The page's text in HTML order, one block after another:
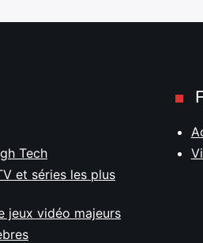
Tech
et séries les plus
jeux vidéo majeurs